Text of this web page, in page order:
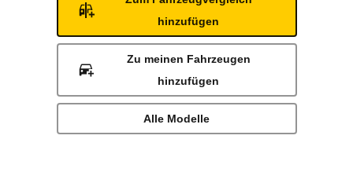
hinzufügen
Zu meinen Fahrzeugen
hinzufügen
Alle Modelle